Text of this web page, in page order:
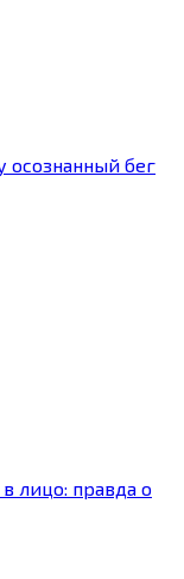
осознанный бег
лицо: правда о